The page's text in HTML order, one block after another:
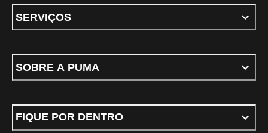
SERVIÇOS
SOBRE A PUMA
FIQUE POR DENTRO